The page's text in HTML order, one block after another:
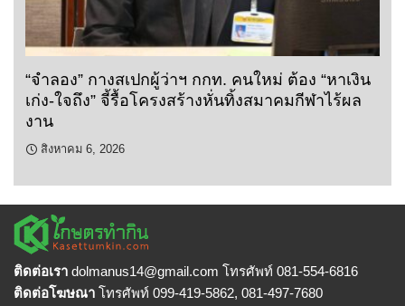
“จำลอง” กางสเปกผู้ว่าฯ กกท. คนใหม่ ต้อง “หาเงิน
เก่ง-ใจถึง” จี้รื้อโครงสร้างหั่นทิ้งสมาคมกีฬาไร้ผล
งาน
สิงหาคม 6, 2026
ติดต่อเรา dolmanus14@gmail.com โทรศัพท์ 081-554-6816
ติดต่อโฆษณา โทรศัพท์ 099-419-5862, 081-497-7680